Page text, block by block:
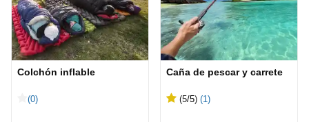
Colchón inflable
(0)
Caña de pescar y carrete
(5/5) (1)